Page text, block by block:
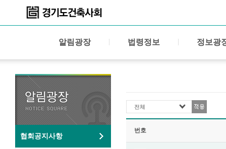
알림광장 법령정보 정보광
협회공지사항
전체
번호